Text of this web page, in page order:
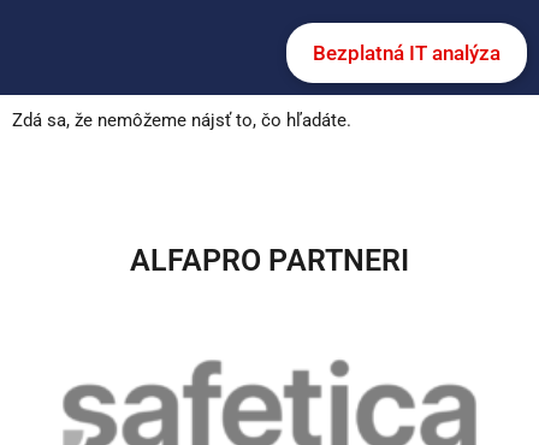
Bezplatná IT analýza
Zdá sa, že nemôžeme nájsť to, čo hľadáte.
ALFAPRO PARTNERI​